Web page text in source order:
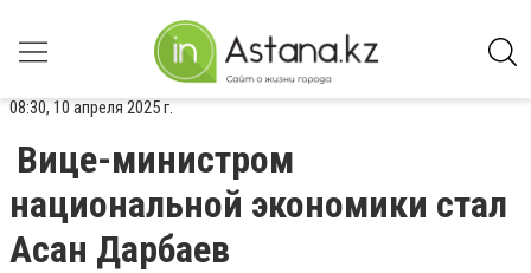
08:30, 10 апреля 2025 г.
Вице-министром
национальной экономики стал
Асан Дарбаев